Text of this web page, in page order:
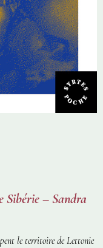
Sibérie – Sandra
le territoire de Lettonie